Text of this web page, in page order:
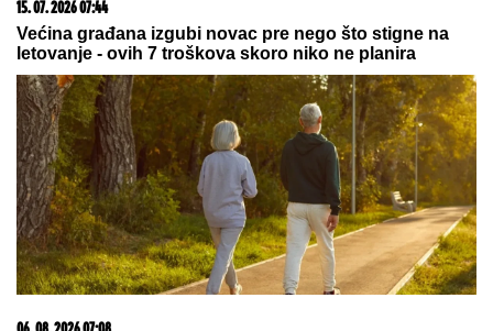
23. 07. 2026 12:47
Letnje večeri u gradu više nisu rezervisane za vikend:
Zašto sve više ljudi bira večeru koja se spontano
pretvori u druženje